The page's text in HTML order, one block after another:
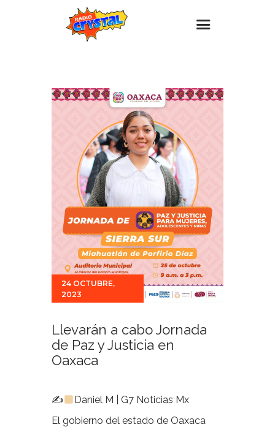
Estaciones
Promociones
Noticias
Para ti
Contacto
24 OCTUBRE,
2023
Llevarán a cabo Jornada
de Paz y Justicia en
Oaxaca
✍
Daniel M | G7 Noticias Mx
El gobierno del estado de Oaxaca